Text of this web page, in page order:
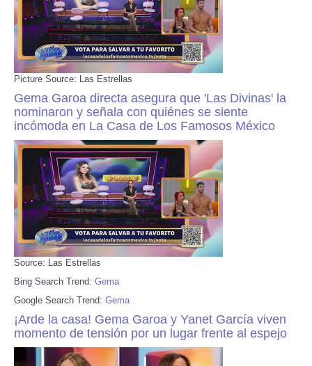
Picture Source: Las Estrellas
Gema Garoa directa asegura que 'Las Divinas' la
nominaron y señala con quiénes se siente
incómoda en La Casa de Los Famosos México
Source: Las Estrellas
Bing Search Trend: Gema
Google Search Trend: Gema
¡Arde la casa! Gema Garoa y Yanet García viven
momento de tensión por un lugar frente al espejo